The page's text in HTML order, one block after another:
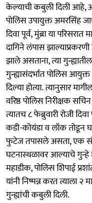
केल्याची कबुली दिली आहे,
पोलिस उपायुक्त अमरसिंह
दिवा पूर्व, मुंब्रा या
दागिने लंपास
झाले असताना, त्या
गुन्ह्यासंदर्भात पोलिस
दिल्या होत्या. त्यानुसार
वरिष्ठ पोलिस निरीक्षक
त्यातच ८ फेब्रुवारी रोजी
कडी-कोयंडा व लॉक तोडून
फुटेज तपासले असता, एक
घटनास्थळावर आल्याचे
महाडीक, पोलिस शिपाई
यांनी निष्पन्न करत त्याला
गुन्ह्यांची कबुली दिली.